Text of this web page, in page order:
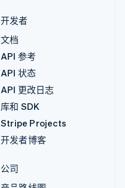
开发者
文档
API 参考
API 状态
API 更改日志
库和 SDK
Stripe Projects
开发者博客
公司